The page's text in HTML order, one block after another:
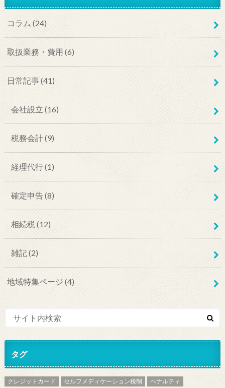
コラム (24)
取扱業務・費用 (6)
日常記事(41)
会社設立 (16)
税務会計(9)
経理代行(1)
確定申告(8)
相続税(12)
雑記(2)
地域特集ページ (4)
タグ
クレジットカード セルフメディケーション税制
ペナルティ